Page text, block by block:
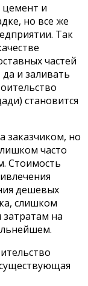
и
но все же
Так
частей
и заливать
становится
заказчиком, но
часто
Стоимость
дешевых
слишком
на